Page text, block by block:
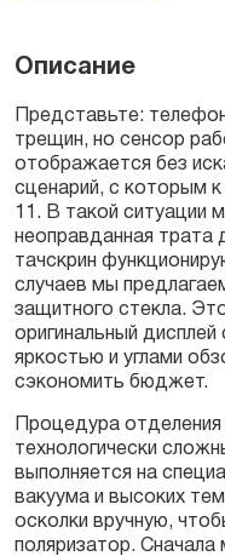
Описание
Представьте:
трещин, но сенсор
отображается без
сценарий, с которым
11. В такой ситуации
неоправданная трата
тачскрин
случаев мы
защитного стекла.
оригинальный
яркостью и углами
сэкономить бюджет.
Процедура
технологически
выполняется на
вакуума и высоких
осколки вручную,
поляризатор. Сначала